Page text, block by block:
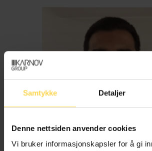
Samtykke Detaljer
Denne nettsiden anvender cookies
Vi bruker informasjonskapsler for å gi